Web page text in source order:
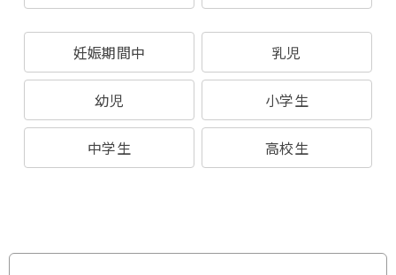
妊娠期間中 乳児
幼児 小学生
中学生 高校生